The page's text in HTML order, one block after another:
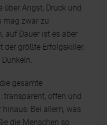
über Angst, Druck und
mag zwar zu
auf Dauer ist es aber
der größte Erfolgskiller.
gesamte
transparent, offen und
Bei allem, was
die Menschen so